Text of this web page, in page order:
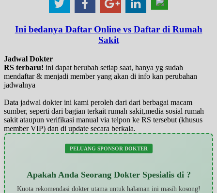
Ini bedanya Daftar Online vs Daftar di Rumah
Sakit
Jadwal Dokter
RS terbaru! ini dapat berubah setiap saat, hanya yg sudah
mendaftar & menjadi member yang akan di info kan perubahan
jadwalnya
Data jadwal dokter ini kami peroleh dari dari berbagai macam
sumber, seperti dari bagian terkait rumah sakit,media sosial rumah
sakit ataupun verifikasi manual via telpon ke RS tersebut (khusus
member VIP) dan di update secara berkala.
PELUANG SPONSOR DOKTER
Apakah Anda Seorang Dokter Spesialis di ?
Kuota rekomendasi dokter utama untuk halaman ini masih kosong!